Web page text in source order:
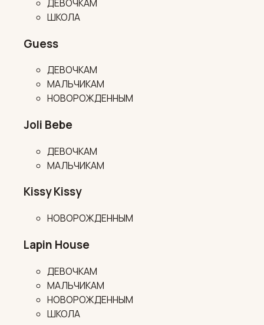
ДЕВОЧКАМ
ШКОЛА
Guess
ДЕВОЧКАМ
МАЛЬЧИКАМ
НОВОРОЖДЕННЫМ
Joli Bebe
ДЕВОЧКАМ
МАЛЬЧИКАМ
Kissy Kissy
НОВОРОЖДЕННЫМ
Lapin House
ДЕВОЧКАМ
МАЛЬЧИКАМ
НОВОРОЖДЕННЫМ
ШКОЛА